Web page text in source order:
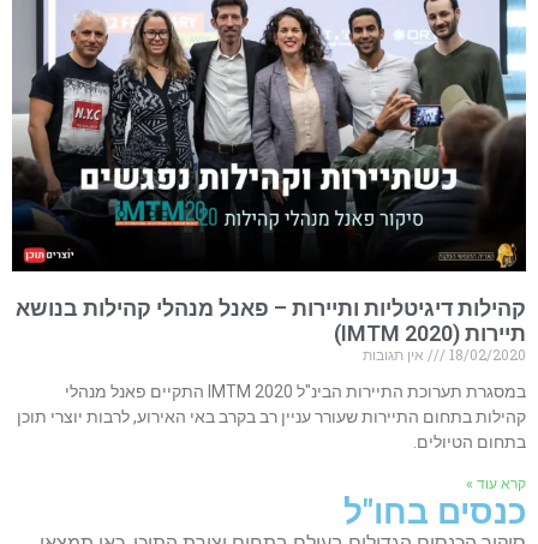
קהילות דיגיטליות ותיירות – פאנל מנהלי קהילות בנושא
תיירות (IMTM 2020)
18/02/2020
אין תגובות
במסגרת תערוכת התיירות הבינ"ל IMTM 2020 התקיים פאנל מנהלי
קהילות בתחום התיירות שעורר עניין רב בקרב באי האירוע, לרבות יוצרי תוכן
בתחום הטיולים.
קרא עוד »
כנסים בחו"ל